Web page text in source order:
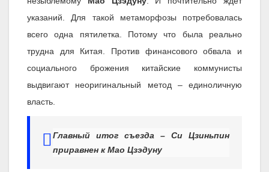
указаний. Для такой метаморфозы потребовалась
всего одна пятилетка. Потому что была реально
трудна для Китая. Против финансового обвала и
социального брожения китайские коммунисты
выдвигают неоригинальный метод – единоличную
власть.
Главный итог съезда – Си Цзиньпин
приравнен к Мао Цзэдуну